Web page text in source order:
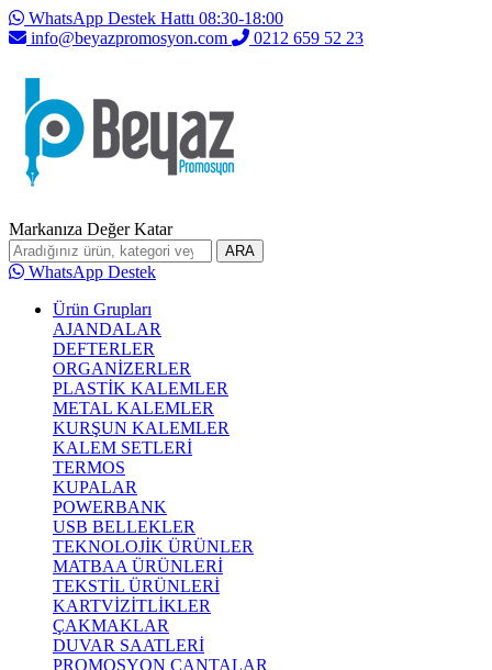
WhatsApp Destek Hattı 08:30-18:00
info@beyazpromosyon.com
0212 659 52 23
Markanıza Değer Katar
ARA
WhatsApp Destek
Ürün Grupları
AJANDALAR
DEFTERLER
ORGANİZERLER
PLASTİK KALEMLER
METAL KALEMLER
KURŞUN KALEMLER
KALEM SETLERİ
TERMOS
KUPALAR
POWERBANK
USB BELLEKLER
TEKNOLOJİK ÜRÜNLER
MATBAA ÜRÜNLERİ
TEKSTİL ÜRÜNLERİ
KARTVİZİTLİKLER
ÇAKMAKLAR
DUVAR SAATLERİ
PROMOSYON ÇANTALAR